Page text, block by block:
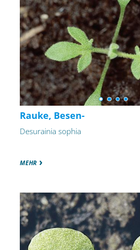
Rauke, Besen-
Desurainia sophia
MEHR